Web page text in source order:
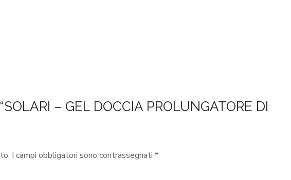
– GEL DOCCIA PROLUNGATORE DI
I campi obbligatori sono contrassegnati *